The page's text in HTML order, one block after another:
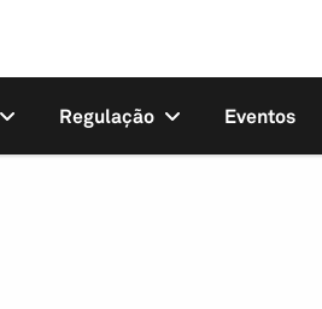
Regulação Eventos